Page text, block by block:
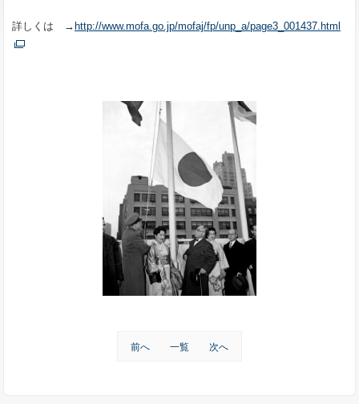
詳しくは → http://www.mofa.go.jp/mofaj/fp/unp_a/page3_001437.html
前へ 一覧 次へ